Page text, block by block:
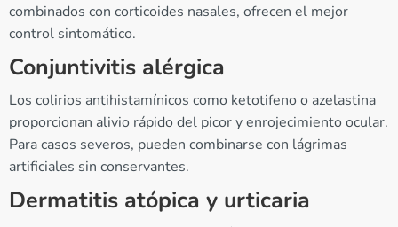
combinados con corticoides nasales, ofrecen el mejor
control sintomático.
Conjuntivitis alérgica
Los colirios antihistamínicos como ketotifeno o azelastina
proporcionan alivio rápido del picor y enrojecimiento ocular.
Para casos severos, pueden combinarse con lágrimas
artificiales sin conservantes.
Dermatitis atópica y urticaria